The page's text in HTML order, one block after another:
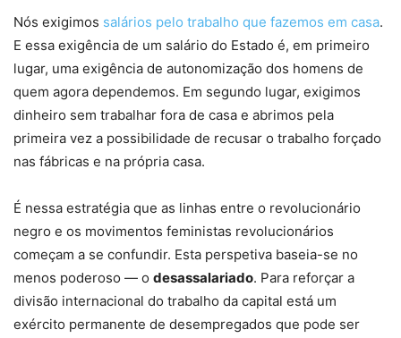
Nós exigimos salários pelo trabalho que fazemos em casa.
E essa exigência de um salário do Estado é, em primeiro
lugar, uma exigência de autonomização dos homens de
quem agora dependemos. Em segundo lugar, exigimos
dinheiro sem trabalhar fora de casa e abrimos pela
primeira vez a possibilidade de recusar o trabalho forçado
nas fábricas e na própria casa.
É nessa estratégia que as linhas entre o revolucionário
negro e os movimentos feministas revolucionários
começam a se confundir. Esta perspetiva baseia-se no
menos poderoso — o desassalariado. Para reforçar a
divisão internacional do trabalho da capital está um
exército permanente de desempregados que pode ser